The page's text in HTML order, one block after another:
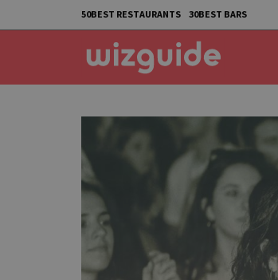
50BEST RESTAURANTS 30BEST BARS